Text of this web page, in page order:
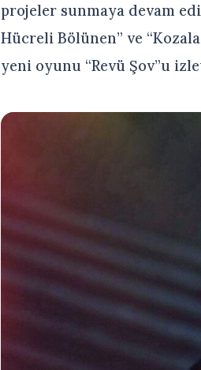
projeler sunmaya devam
Hücreli Bölünen” ve
yeni oyunu “Revü Şov”u